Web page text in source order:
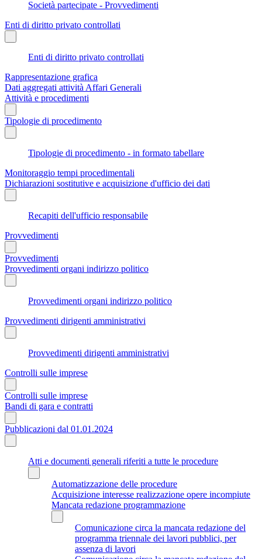
Società partecipate - Provvedimenti
Enti di diritto privato controllati
Enti di diritto privato controllati
Rappresentazione grafica
Dati aggregati attività Affari Generali
Attività e procedimenti
Tipologie di procedimento
Tipologie di procedimento - in formato tabellare
Monitoraggio tempi procedimentali
Dichiarazioni sostitutive e acquisizione d'ufficio dei dati
Recapiti dell'ufficio responsabile
Provvedimenti
Provvedimenti
Provvedimenti organi indirizzo politico
Provvedimenti organi indirizzo politico
Provvedimenti dirigenti amministrativi
Provvedimenti dirigenti amministrativi
Controlli sulle imprese
Controlli sulle imprese
Bandi di gara e contratti
Pubblicazioni dal 01.01.2024
Atti e documenti generali riferiti a tutte le procedure
Automatizzazione delle procedure
Acquisizione interesse realizzazione opere incompiute
Mancata redazione programmazione
Comunicazione circa la mancata redazione del
programma triennale dei lavori pubblici, per
assenza di lavori